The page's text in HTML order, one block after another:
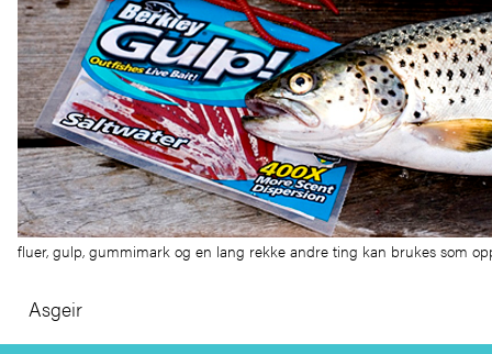
fluer, gulp, gummimark og en lang rekke andre ting kan brukes som
Asgeir